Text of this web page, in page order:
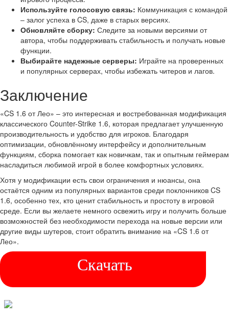
Используйте голосовую связь: Коммуникация с командой
– залог успеха в CS, даже в старых версиях.
Обновляйте сборку: Следите за новыми версиями от
автора, чтобы поддерживать стабильность и получать новые
функции.
Выбирайте надежные серверы: Играйте на проверенных
и популярных серверах, чтобы избежать читеров и лагов.
Заключение
«CS 1.6 от Лео» – это интересная и востребованная модификация
классического Counter-Strike 1.6, которая предлагает улучшенную
производительность и удобство для игроков. Благодаря
оптимизации, обновлённому интерфейсу и дополнительным
функциям, сборка помогает как новичкам, так и опытным геймерам
насладиться любимой игрой в более комфортных условиях.
Хотя у модификации есть свои ограничения и нюансы, она
остаётся одним из популярных вариантов среди поклонников CS
1.6, особенно тех, кто ценит стабильность и простоту в игровой
среде. Если вы желаете немного освежить игру и получить больше
возможностей без необходимости перехода на новые версии или
другие виды шутеров, стоит обратить внимание на «CS 1.6 от
Лео».
Скачать